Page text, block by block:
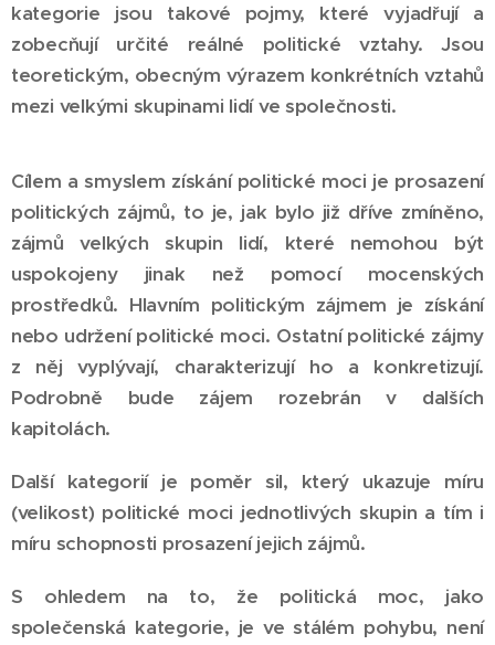
kategorie jsou takové pojmy, které vyjadřují a
zobecňují určité reálné politické vztahy. Jsou
teoretickým, obecným výrazem konkrétních vztahů
mezi velkými skupinami lidí ve společnosti.
Cílem a smyslem získání politické moci je prosazení
politických zájmů, to je, jak bylo již dříve zmíněno,
zájmů velkých skupin lidí, které nemohou být
uspokojeny jinak než pomocí mocenských
prostředků. Hlavním politickým zájmem je získání
nebo udržení politické moci. Ostatní politické zájmy
z něj vyplývají, charakterizují ho a konkretizují.
Podrobně bude zájem rozebrán v dalších
kapitolách.
Další kategorií je poměr sil, který ukazuje míru
(velikost) politické moci jednotlivých skupin a tím i
míru schopnosti prosazení jejich zájmů.
S ohledem na to, že politická moc, jako
společenská kategorie, je ve stálém pohybu, není